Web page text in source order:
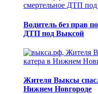
Водитель без прав
ДТП под Выксой
Жителя Выксы
Нижнем Новгороде